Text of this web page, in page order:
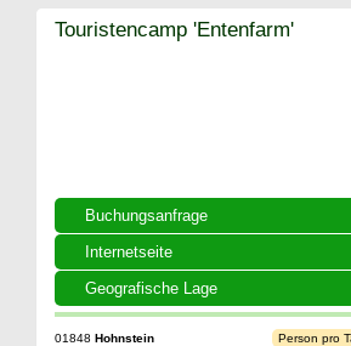
Buchungsanfrage
Internetseite
Geografische Lage
Touristencamp 'Entenfarm'
01848 Hohnstein
Person pro